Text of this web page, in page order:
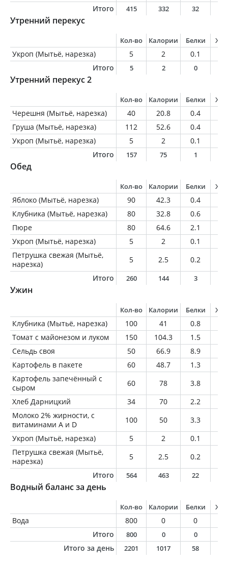
Итого
415 332 32
Утренний перекус
Кол-во Калории Белки
Укроп (Мытьё, нарезка) 5 2 0.1
Итого
5 2 0
Утренний перекус 2
Кол-во Калории Белки
Черешня (Мытьё, нарезка) 40 20.8 0.4
Груша (Мытьё, нарезка)
112 52.6 0.4
Укроп (Мытьё, нарезка)
5 2 0.1
Итого
157 75 1
Обед
Кол-во Калории Белки
Яблоко (Мытьё, нарезка) 90 42.3 0.4
Клубника (Мытьё, нарезка)
80 32.8 0.6
Пюре
80 64.6 2.1
Укроп (Мытьё, нарезка)
5 2 0.1
Петрушка свежая (Мытьё,
нарезка)
5 2.5 0.2
Итого
260 144 3
Ужин
Кол-во Калории Белки
Клубника (Мытьё, нарезка) 100 41 0.8
Томат с майонезом и луком
150 104.3 1.5
Сельдь своя
50 66.9 8.9
Картофель в пакете
60 48.7 1.3
Картофель запечённый с
сыром
60 78 3.8
Хлеб Дарницкий
34 70 2.2
Молоко 2% жирности, с
витаминами A и D
100 50 3.3
Укроп (Мытьё, нарезка)
5 2 0.1
Петрушка свежая (Мытьё,
нарезка)
5 2.5 0.2
Итого
564 463 22
Водный баланс за день
Кол-во Калории Белки
Вода 800 0 0
Итого
800 0 0
Итого за день 2201 1017 58